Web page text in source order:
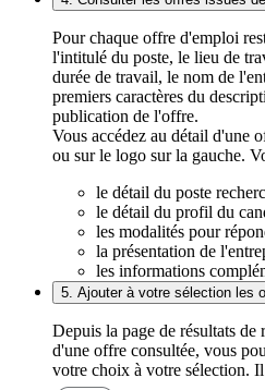
Pour chaque offre d'emploi
l'intitulé du poste, le lieu de
durée de travail, le nom de
premiers caractères du
publication de l'offre.
Vous accédez au détail d'une
ou sur le logo sur la gauche.
le détail du poste
le détail du profil du
les modalités pour
la présentation de
les informations
5. Ajouter à votre sélection les
Depuis la page de résultats de
d'une offre consultée, vous
votre choix à votre sélection.